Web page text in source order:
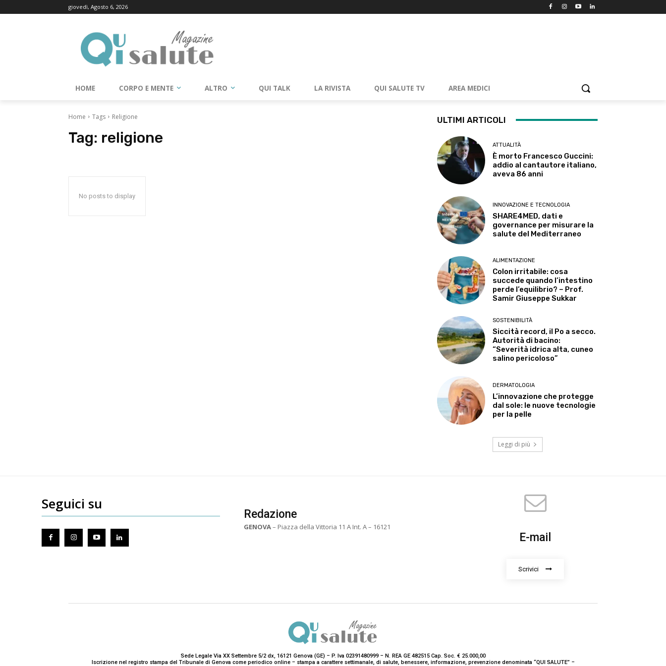
giovedì, Agosto 6, 2026
HOME CORPO E MENTE ALTRO QUI TALK LA RIVISTA QUI SALUTE TV AREA MEDICI
Home Tags Religione
Tag: religione
No posts to display
ULTIMI ARTICOLI
ATTUALITÀ
È morto Francesco Guccini:
addio al cantautore italiano,
aveva 86 anni
INNOVAZIONE E TECNOLOGIA
SHARE4MED, dati e
governance per misurare la
salute del Mediterraneo
ALIMENTAZIONE
Colon irritabile: cosa
succede quando l’intestino
perde l’equilibrio? – Prof.
Samir Giuseppe Sukkar
SOSTENIBILITÀ
Siccità record, il Po a secco.
Autorità di bacino:
“Severità idrica alta, cuneo
salino pericoloso”
DERMATOLOGIA
L’innovazione che protegge
dal sole: le nuove tecnologie
per la pelle
Leggi di più
Seguici su
Redazione
GENOVA– Piazza della Vittoria 11 A Int. A – 16121
E-mail
Scrivici
Sede Legale Via XX Settembre 5/2 dx, 16121 Genova (GE) – P. Iva 02391480999 – N. REA GE 482515 Cap. Soc. € 25.000,00
Iscrizione nel registro stampa del Tribunale di Genova come periodico online – stampa a carattere settimanale, di salute, benessere, informazione, prevenzione denominata “QUI SALUTE” –